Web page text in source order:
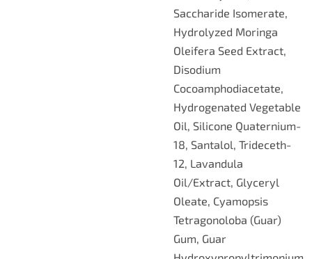
Saccharide Isomerate,
Hydrolyzed Moringa
Oleifera Seed Extract,
Disodium
Cocoamphodiacetate,
Hydrogenated Vegetable
Oil, Silicone Quaternium-
18, Santalol, Trideceth-
12, Lavandula
Oil/Extract, Glyceryl
Oleate, Cyamopsis
Tetragonoloba (Guar)
Gum, Guar